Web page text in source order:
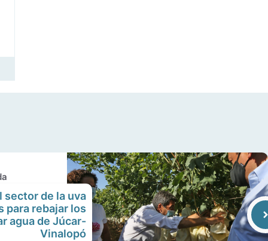
sector de la uva
para rebajar los
agua de Júcar-
Vinalopó